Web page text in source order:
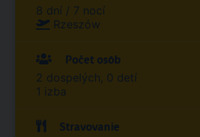
8 dní / 7 nocí
Rzeszów
Počet osôb
2 dospelých, 0 detí
1 izba
Stravovanie